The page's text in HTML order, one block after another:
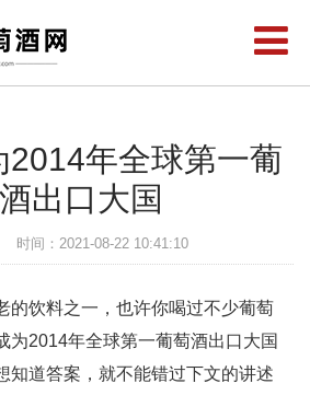
2014年全球第一葡
出口大国
时间：2021-08-22 10:41:10
的饮料之一，也许你喝过不少葡萄
为2014年全球第一葡萄酒出口大国
知道答案，就不能错过下文的讲述